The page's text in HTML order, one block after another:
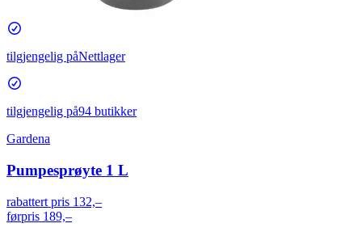
tilgjengelig påNettlager
tilgjengelig på94 butikker
Gardena
Pumpesprøyte 1 L
rabattert pris 132,–
førpris 189,–